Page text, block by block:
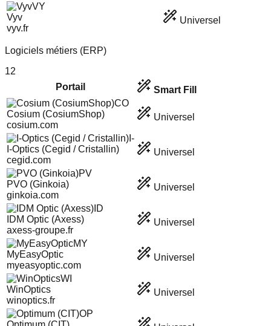
VY
Vyv
vyv.fr
Universel
Logiciels métiers (ERP)
12
Portail
Smart Fill
CO
Cosium (CosiumShop)
cosium.com
Universel
I-
I-Optics (Cegid / Cristallin)
cegid.com
Universel
PV
PVO (Ginkoia)
ginkoia.com
Universel
ID
IDM Optic (Axess)
axess-groupe.fr
Universel
MY
MyEasyOptic
myeasyoptic.com
Universel
WI
WinOptics
winoptics.fr
Universel
OP